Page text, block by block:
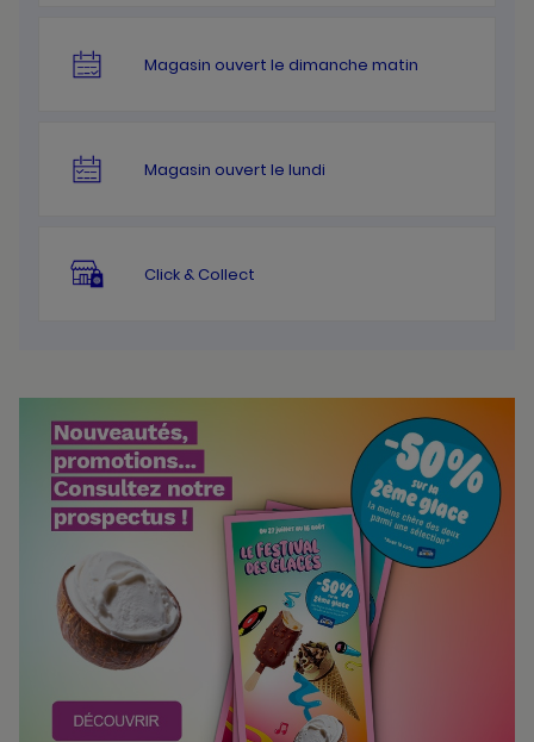
Magasin ouvert le dimanche matin
Magasin ouvert le lundi
Click & Collect